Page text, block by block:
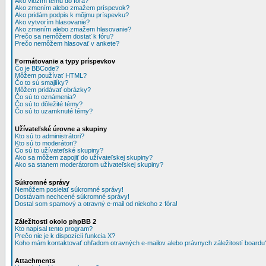
Ako zmením alebo zmažem príspevok?
Ako pridám podpis k môjmu príspevku?
Ako vytvorím hlasovanie?
Ako zmením alebo zmažem hlasovanie?
Prečo sa nemôžem dostať k fóru?
Prečo nemôžem hlasovať v ankete?
Formátovanie a typy príspevkov
Čo je BBCode?
Môžem používať HTML?
Čo to sú smajlíky?
Môžem pridávať obrázky?
Čo sú to oznámenia?
Čo sú to dôležité témy?
Čo sú to uzamknuté témy?
Užívateľské úrovne a skupiny
Kto sú to administrátori?
Kto sú to moderátori?
Čo sú to užívateťské skupiny?
Ako sa môžem zapojiť do užívateľskej skupiny?
Ako sa stanem moderátorom užívateľskej skupiny?
Súkromné správy
Nemôžem posielať súkromné správy!
Dostávam nechcené súkromné správy!
Dostal som spamový a otravný e-mail od niekoho z fóra!
Záležitosti okolo phpBB 2
Kto napísal tento program?
Prečo nie je k dispozícií funkcia X?
Koho mám kontaktovať ohľadom otravných e-mailov alebo právnych záležitostí
Attachments